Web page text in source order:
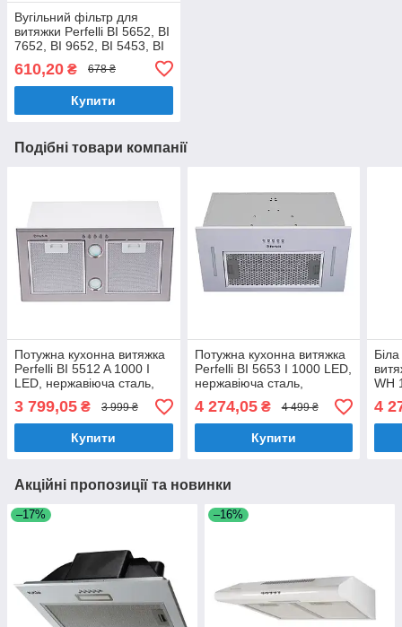
Вугільний фільтр для
витяжки Perfelli BI 5652, BI
7652, BI 9652, BI 5453, BI
610,20 ₴ 678 ₴
Купити
Подібні товари компанії
Потужна кухонна витяжка
Perfelli BI 5512 A 1000 I
LED, нержавіюча сталь,
вбудована в шафу,
шириною 55 см
3 799,05 ₴ 3 999 ₴
Купити
Потужна кухонна витяжка
Perfelli BI 5653 I 1000 LED,
нержавіюча сталь,
вбудована в шафу,
шириною 52 см
4 274,05₴ 4 499 ₴
Купити
WH
в
4
Акційні пропозиції та новинки
–17% –16%